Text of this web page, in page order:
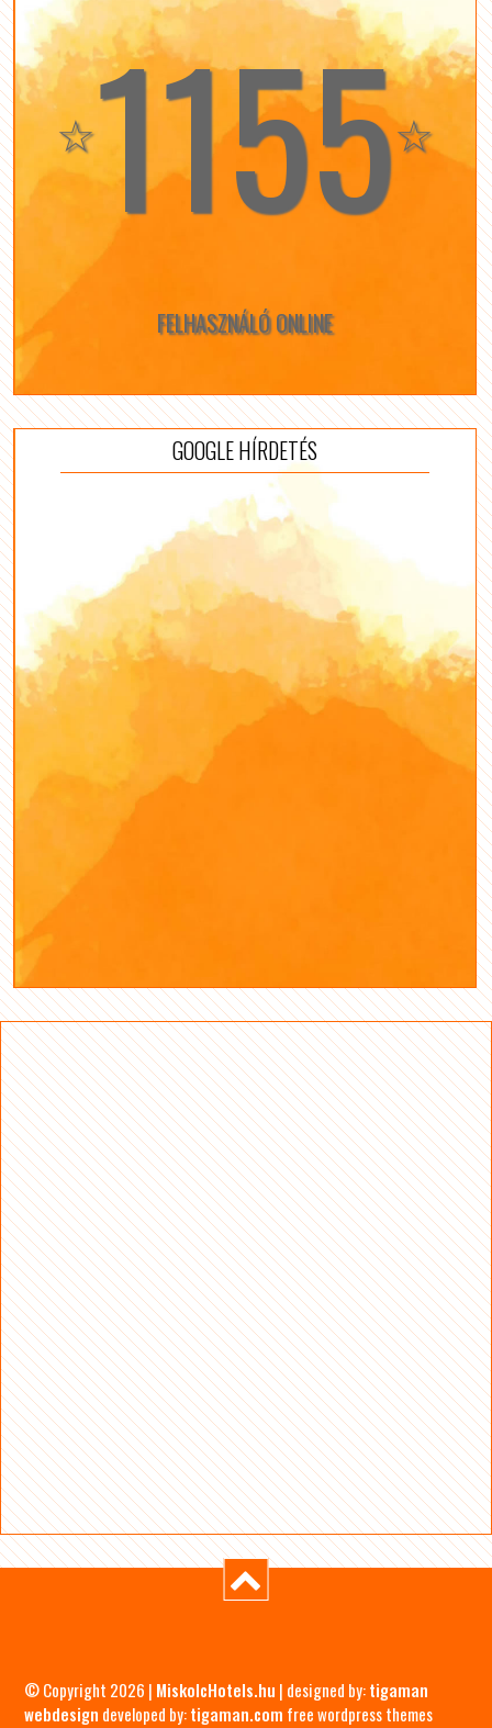
☆1155☆
FELHASZNÁLÓ ONLINE
GOOGLE HÍRDETÉS
© Copyright 2026 | MiskolcHotels.hu | designed by:tigaman
webdesign developed by:tigaman.com free wordpress themes